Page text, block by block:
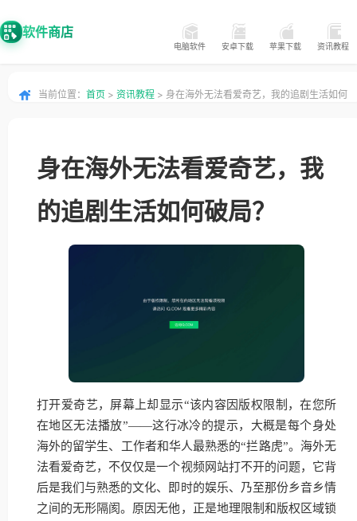
软件商店
电脑软件 安卓下载 苹果下载 资讯教程
当前位置： 首页 > 资讯教程 > 身在海外无法看爱奇艺，我的追剧生活如何
身在海外无法看爱奇艺，我
的追剧生活如何破局？
打开爱奇艺，屏幕上却显示“该内容因版权限制，在您所
在地区无法播放”——这行冰冷的提示，大概是每个身处
海外的留学生、工作者和华人最熟悉的“拦路虎”。海外无
法看爱奇艺，不仅仅是一个视频网站打不开的问题，它背
后是我们与熟悉的文化、即时的娱乐、乃至那份乡音乡情
之间的无形隔阂。原因无他，正是地理限制和版权区域锁